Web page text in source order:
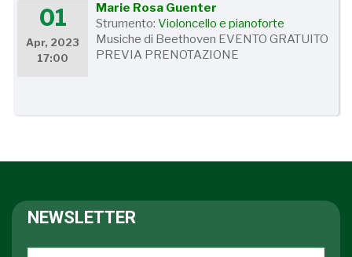
01
Apr, 2023
17:00
Marie Rosa Guenter
Strumento:Violoncello e pianoforte
Musiche di Beethoven EVENTO GRATUITO
PREVIA PRENOTAZIONE
NEWSLETTER